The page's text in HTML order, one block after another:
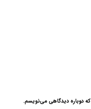
که دوباره دیدگاهی می‌نویسم.